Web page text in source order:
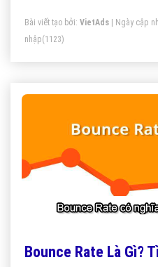
của website. Nó được thể
và đại diện cho tỷ lệ lần
của trang web mà người truy
Bài viết tạo bởi: VietAds | Ngày cập
nhập(1123)
Bounce Rate Là Gì?